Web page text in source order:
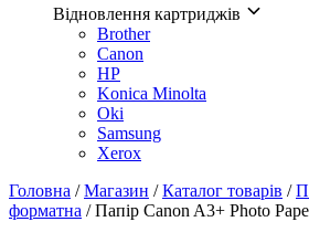
Відновлення картриджів
Brother
Canon
HP
Konica Minolta
Oki
Samsung
Xerox
Головна /Магазин /Каталог товарів /
форматна / Папір Canon A3+ Photo